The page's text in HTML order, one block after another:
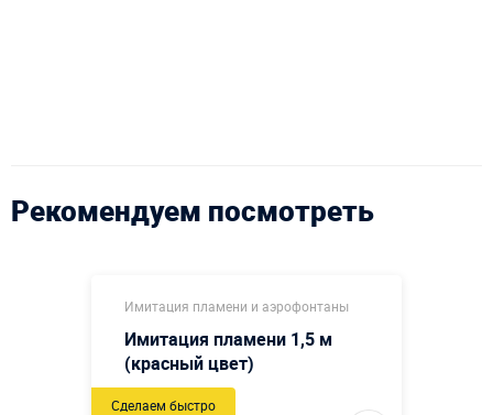
Рекомендуем посмотреть
Имитация пламени и аэрофонтаны
Имитация пламени 1,5 м
(красный цвет)
Сделаем быстро